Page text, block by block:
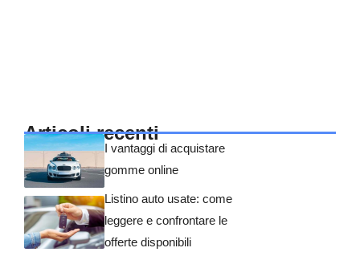
Articoli recenti
I vantaggi di acquistare
gomme online
Listino auto usate: come
leggere e confrontare le
offerte disponibili